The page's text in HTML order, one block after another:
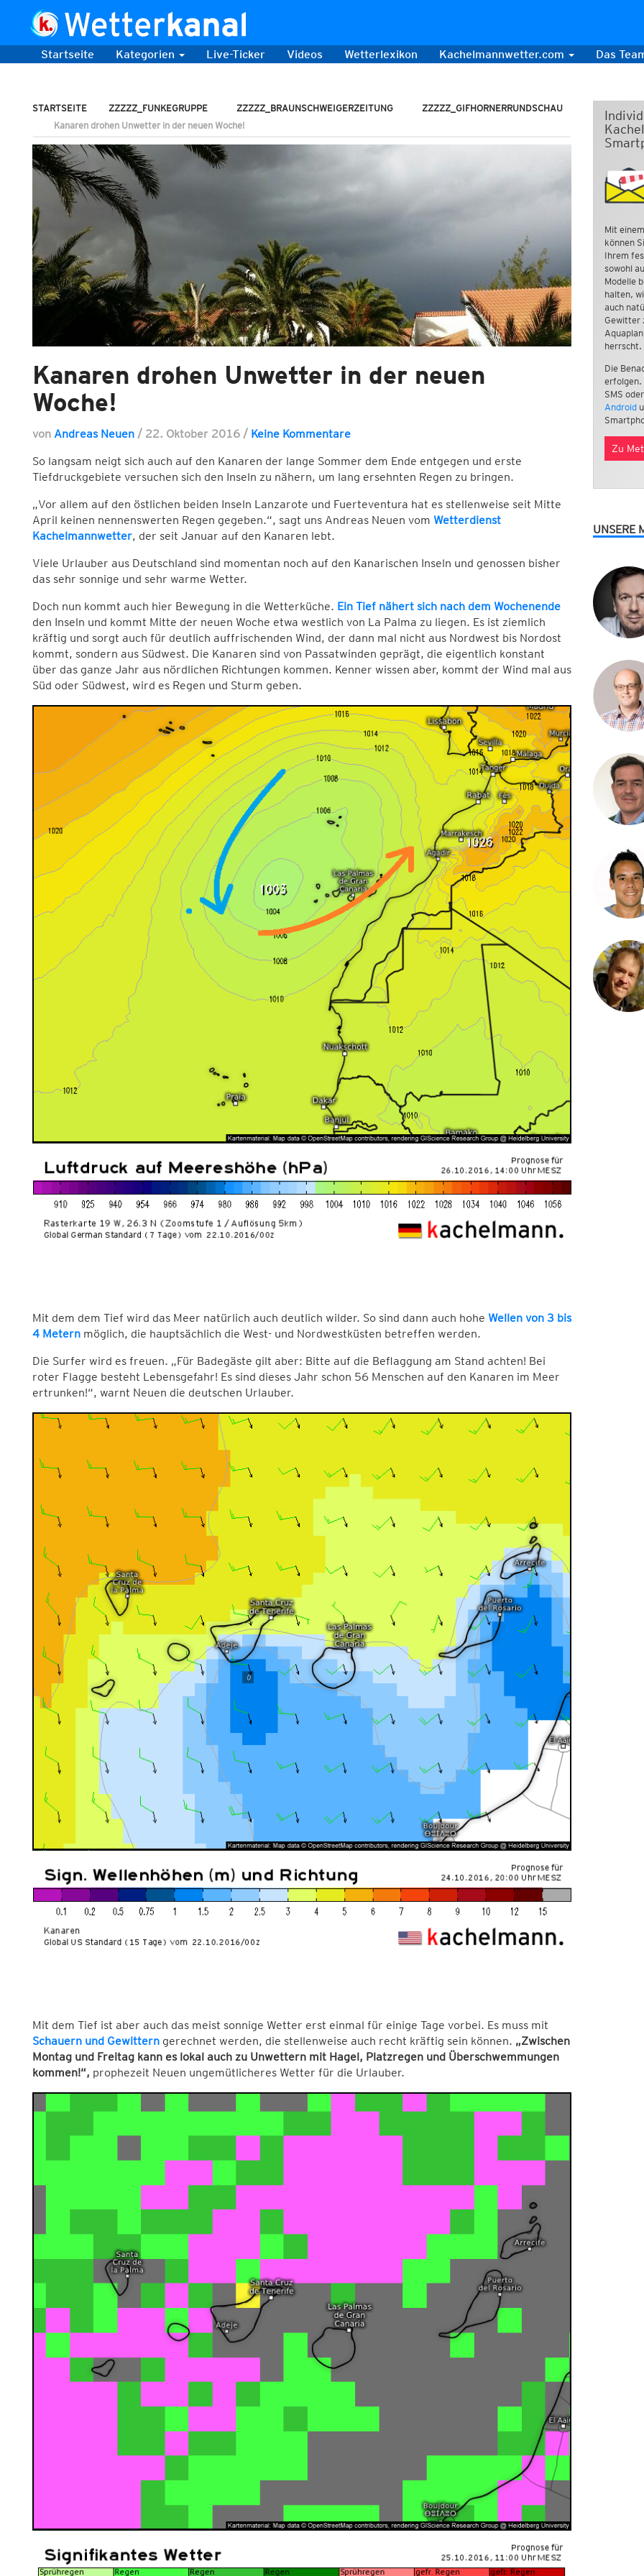
Startseite Kategorien Live-Ticker Videos Wetterlexikon Kachelmannwetter.com Das
STARTSEITE ZZZZZ_FUNKEGRUPPE ZZZZZ_BRAUNSCHWEIGERZEITUNG
ZZZZZ_GIFHORNERRUNDSCHAU
Kanaren drohen Unwetter in der neuen Woche!
Kanaren drohen Unwetter in der neuen
Woche!
von Andreas Neuen / 22. Oktober 2016 / Keine Kommentare
So langsam neigt sich auch auf den Kanaren der lange Sommer dem Ende entgegen und erste
Tiefdruckgebiete versuchen sich den Inseln zu nähern, um lang ersehnten Regen zu bringen.
„Vor allem auf den östlichen beiden Inseln Lanzarote und Fuerteventura hat es stellenweise seit Mitte
April keinen nennenswerten Regen gegeben.“, sagt uns Andreas Neuen vom Wetterdienst
Kachelmannwetter, der seit Januar auf den Kanaren lebt.
Viele Urlauber aus Deutschland sind momentan noch auf den Kanarischen Inseln und genossen bisher
das sehr sonnige und sehr warme Wetter.
Doch nun kommt auch hier Bewegung in die Wetterküche. Ein Tief nähert sich nach dem Wochenende
den Inseln und kommt Mitte der neuen Woche etwa westlich von La Palma zu liegen. Es ist ziemlich
kräftig und sorgt auch für deutlich auffrischenden Wind, der dann mal nicht aus Nordwest bis Nordost
kommt, sondern aus Südwest. Die Kanaren sind von Passatwinden geprägt, die eigentlich konstant
über das ganze Jahr aus nördlichen Richtungen kommen. Kenner wissen aber, kommt der Wind mal aus
Süd oder Südwest, wird es Regen und Sturm geben.
Mit dem dem Tief wird das Meer natürlich auch deutlich wilder. So sind dann auch hohe Wellen von 3 bis
4 Metern möglich, die hauptsächlich die West- und Nordwestküsten betreffen werden.
Die Surfer wird es freuen. „Für Badegäste gilt aber: Bitte auf die Beflaggung am Stand achten! Bei
roter Flagge besteht Lebensgefahr! Es sind dieses Jahr schon 56 Menschen auf den Kanaren im Meer
ertrunken!“, warnt Neuen die deutschen Urlauber.
Mit dem Tief ist aber auch das meist sonnige Wetter erst einmal für einige Tage vorbei. Es muss mit
Schauern und Gewitterngerechnet werden, die stellenweise auch recht kräftig sein können. „Zwischen
Montag und Freitag kann es lokal auch zu Unwettern mit Hagel, Platzregen und Überschwemmungen
kommen!“, prophezeit Neuen ungemütlicheres Wetter für die Urlauber.
Mit
können
Ihrem
sowohl
Modelle
halten,
auch
Gewitter
herrscht.
Die
erfolgen.
SMS
Android
Zu
UNSERE